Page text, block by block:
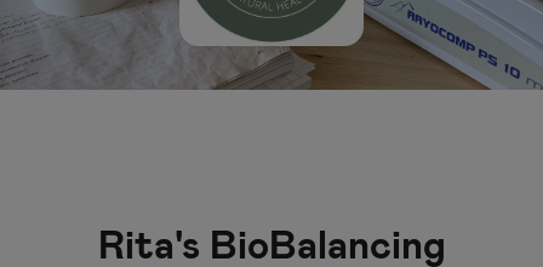
Rita's BioBalancing